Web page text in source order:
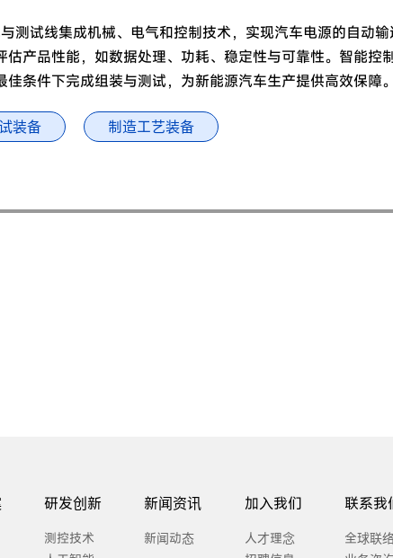
测试线集成机械、电气和控制技术，实现汽车电源的自动
估产品性能，如数据处理、功耗、稳定性与可靠性。智能控
条件下完成组装与测试，为新能源汽车生产提供高效保障。
装备 制造工艺装备
研发创新
测控技术
新闻资讯
新闻动态
加入我们
人才理念
联系我
全球联